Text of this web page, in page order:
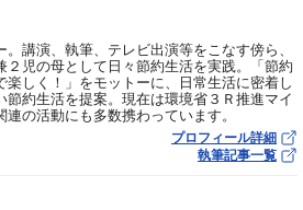
。講演、執筆、テレビ出演等をこなす傍ら、
２児の母として日々節約生活を実践。「節約
楽しく！」をモットーに、日常生活に密着し
節約生活を提案。現在は環境省３Ｒ推進マイ
連の活動にも多数携わっています。
プロフィール詳細
執筆記事一覧